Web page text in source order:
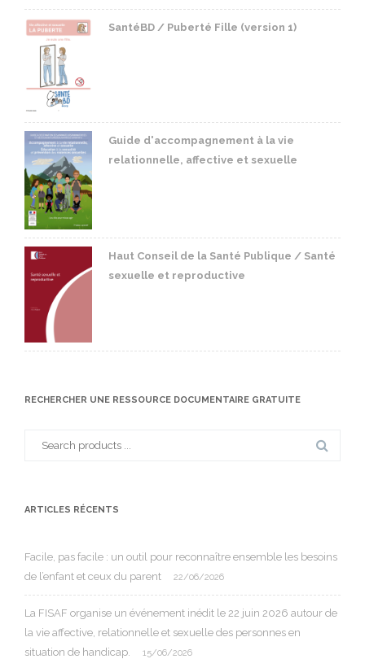
SantéBD / Puberté Fille (version 1)
Guide d'accompagnement à la vie
relationnelle, affective et sexuelle
Haut Conseil de la Santé Publique / Santé
sexuelle et reproductive
RECHERCHER UNE RESSOURCE DOCUMENTAIRE GRATUITE
ARTICLES RÉCENTS
Facile, pas facile : un outil pour reconnaître ensemble les besoins
de l’enfant et ceux du parent
22/06/2026
La FISAF organise un événement inédit le 22 juin 2026 autour de
la vie affective, relationnelle et sexuelle des personnes en
situation de handicap.
15/06/2026